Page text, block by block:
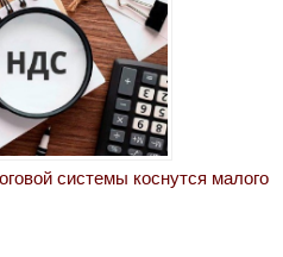
системы коснутся малого